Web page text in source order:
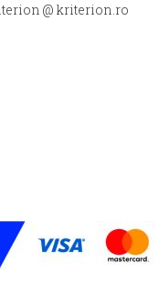
@ kriterion.ro